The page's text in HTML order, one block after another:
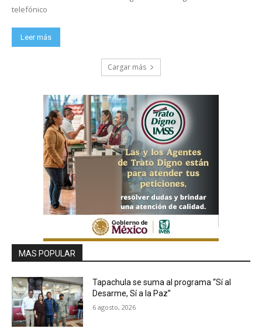
telefónico
Leer más
Cargar más
MAS POPULAR
Tapachula se suma al programa “Sí al
Desarme, Sí a la Paz”
6 agosto, 2026